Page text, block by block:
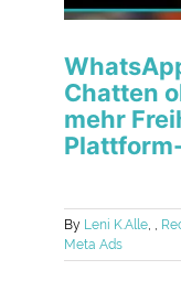
Chatten
mehr
By Leni K.Alle, ,
Meta Ads